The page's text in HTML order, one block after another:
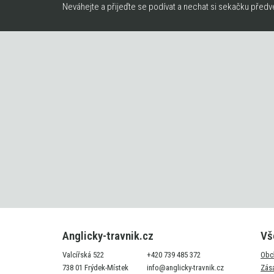
Neváhejte a přijeďte se podívat a nechat si sekačku
Anglicky-travnik.cz
Valcířská 522
738 01 Frýdek-Místek
+420 739 485 372
info@anglicky-travnik.cz